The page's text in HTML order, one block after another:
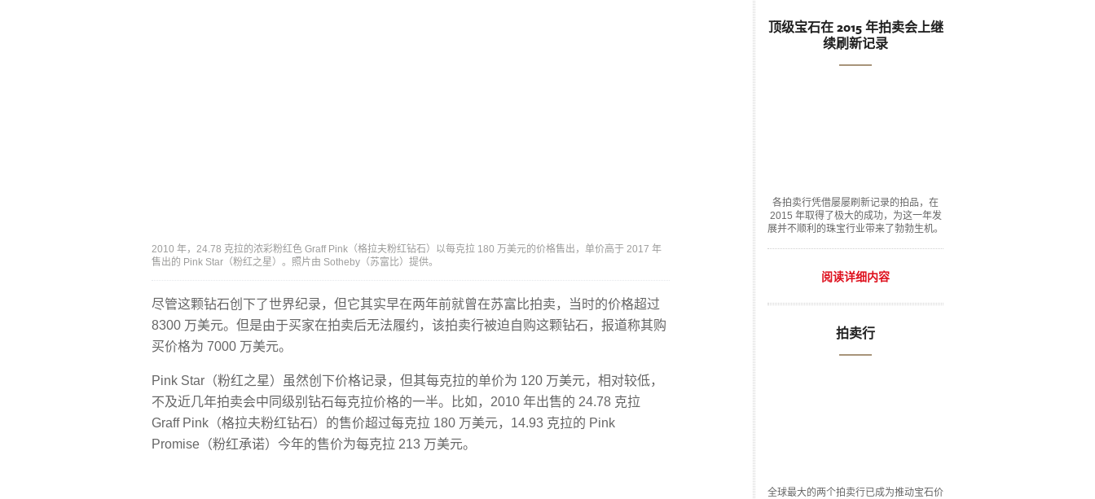
2010 年，24.78 克拉的浓彩粉红色 Graff Pink（格拉夫粉红钻石）以每克拉 180 万美元的价格售出，单价高于 2017 年
售出的 Pink Star（粉红之星）。照片由 Sotheby（苏富比）提供。
尽管这颗钻石创下了世界纪录，但它其实早在两年前就曾在苏富比拍卖，当时的价格超过
8300 万美元。但是由于买家在拍卖后无法履约，该拍卖行被迫自购这颗钻石，报道称其购
买价格为 7000 万美元。
Pink Star（粉红之星）虽然创下价格记录，但其每克拉的单价为 120 万美元，相对较低，
不及近几年拍卖会中同级别钻石每克拉价格的一半。比如，2010 年出售的 24.78 克拉
Graff Pink（格拉夫粉红钻石）的售价超过每克拉 180 万美元，14.93 克拉的 Pink
Promise（粉红承诺）今年的售价为每克拉 213 万美元。
顶级宝石在 2015 年拍卖会上继
续刷新记录
各拍卖行凭借屡屡刷新记录的拍品，在
2015 年取得了极大的成功，为这一年发
展并不顺利的珠宝行业带来了勃勃生机。
阅读详细内容
拍卖行
全球最大的两个拍卖行已成为推动宝石价